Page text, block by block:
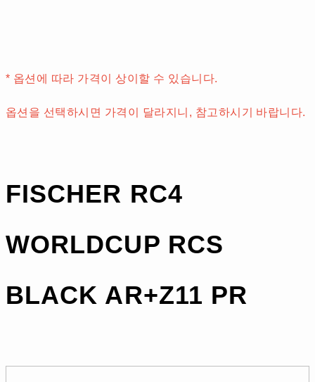
* 옵션에 따라 가격이 상이할 수 있습니다.
옵션을 선택하시면 가격이 달라지니, 참고하시기 바랍니다.
FISCHER RC4
WORLDCUP RCS
BLACK AR+Z11 PR